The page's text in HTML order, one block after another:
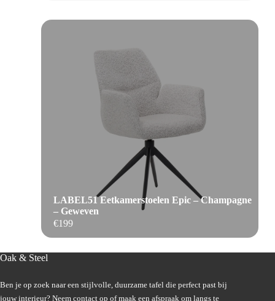
€199
LABEL51 Eetkamerstoelen Epic – Champagne
– Geweven
Oak & Steel
Ben je op zoek naar een stijlvolle, duurzame tafel die perfect past bij
jouw interieur? Neem contact op of maak een afspraak om langs te